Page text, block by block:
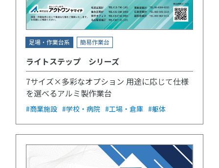
足場・作業台系 簡易作業台
ライトステップ シリーズ
7サイズ×多彩なオプション 用途に応じて仕様
を選べるアルミ製作業台
#商業施設 #学校・病院 #工場・倉庫 #躯体